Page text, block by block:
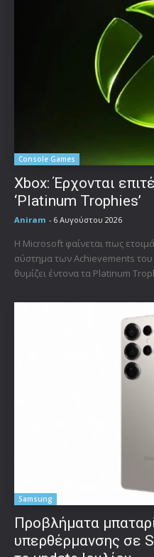
Console Games
Xbox: Έρχονται
‘Platinum Trophies’
Aniram - 6 Αυγούστου 2026
Η Microsoft φαίνεται πως
σύστημα των Achievements του
θυμίζει έντονα τα Platinum
Samsung
Προβλήματα
υπερθέρμανσης σε